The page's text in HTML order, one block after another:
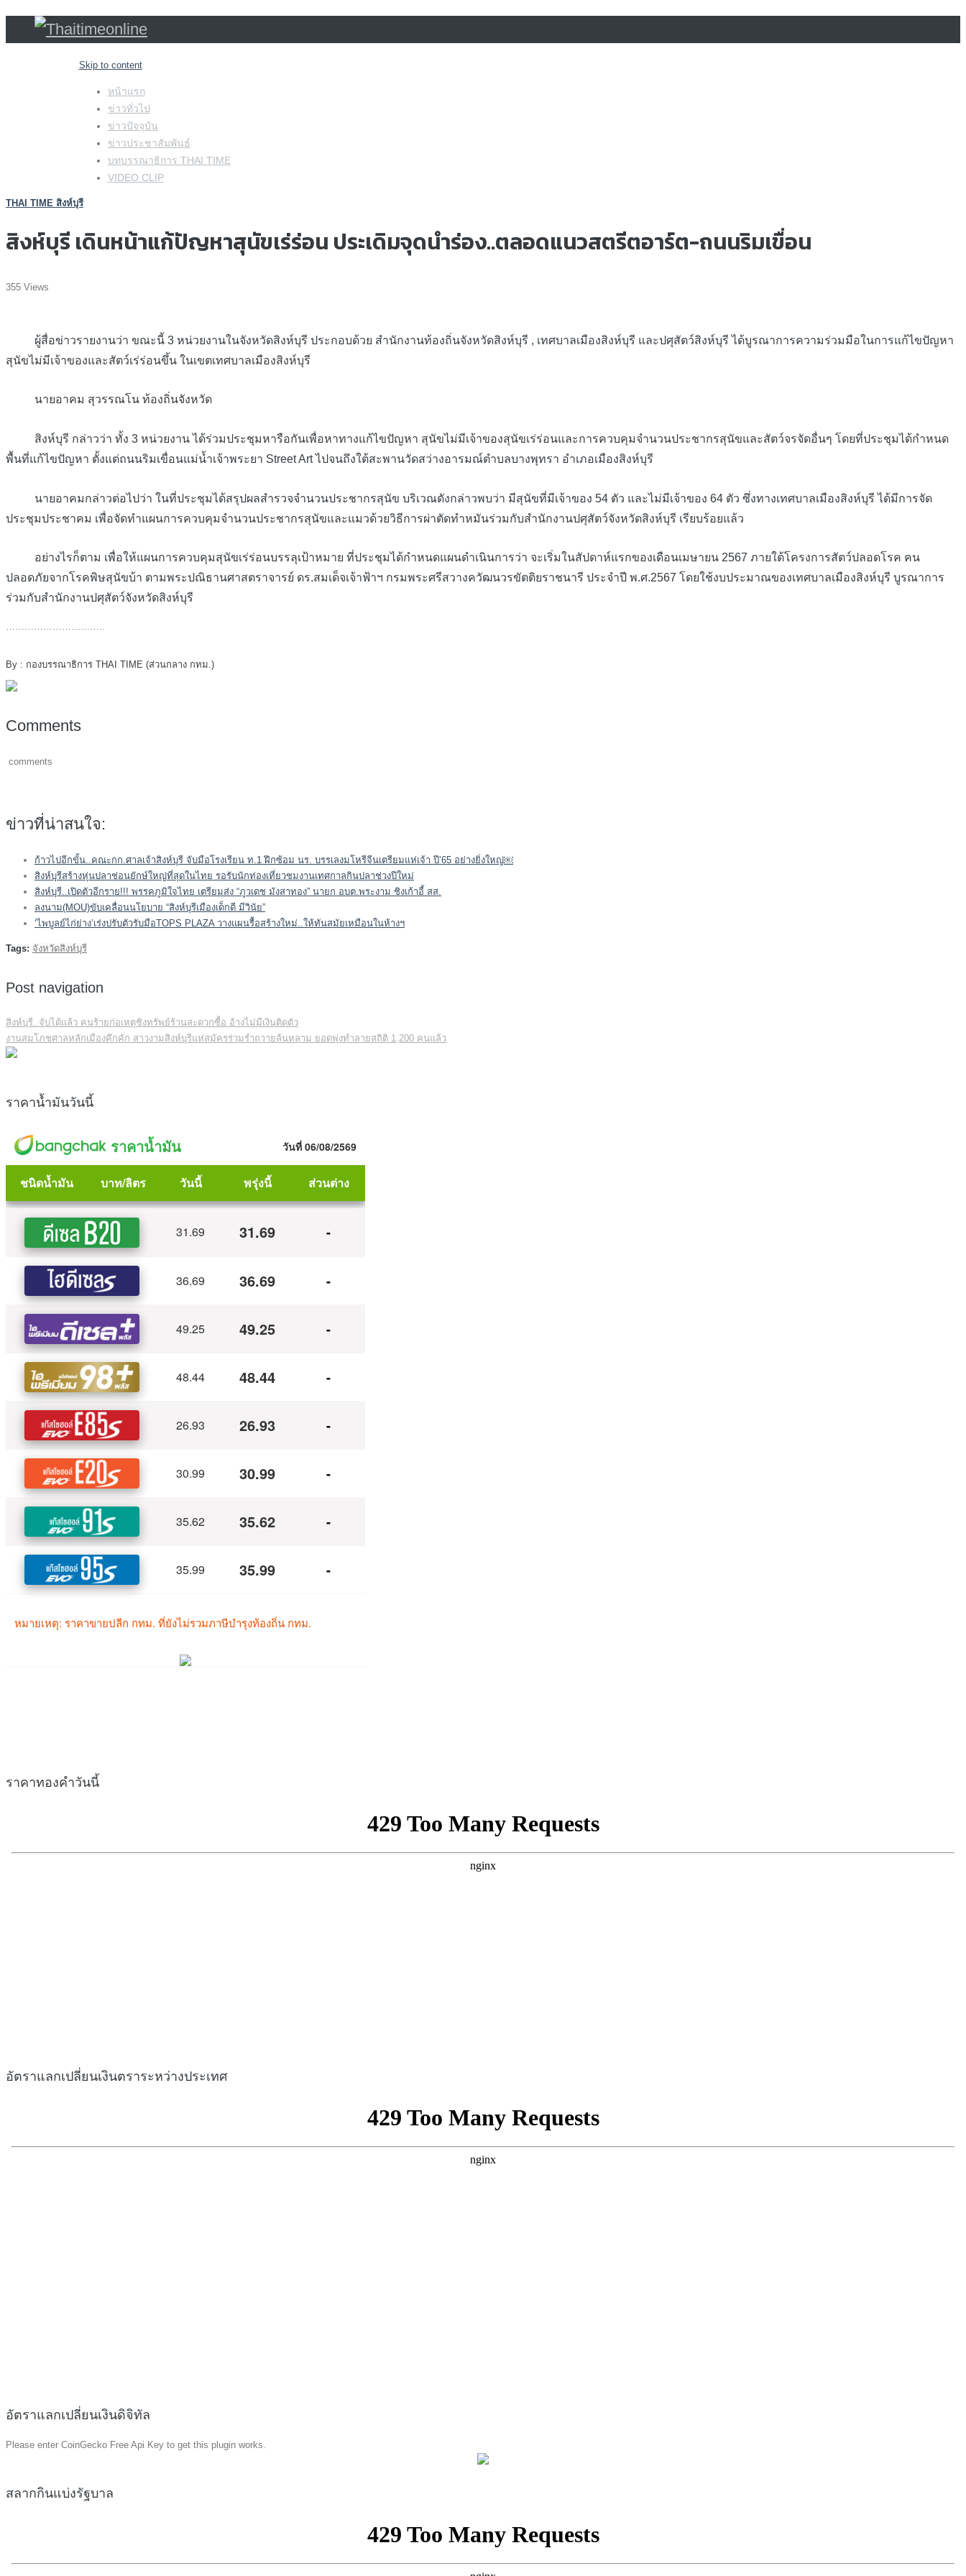
Skip to content
หน้าแรก
ข่าวทั่วไป
ข่าวปัจจุบัน
ข่าวประชาสัมพันธ์
บทบรรณาธิการ THAI TIME
VIDEO CLIP
THAI TIME สิงห์บุรี
สิงห์บุรี เดินหน้าแก้ปัญหาสุนัขเร่ร่อน ประเดิมจุดนำร่อง..ตลอดแนวสตรีตอาร์ต-ถนนริมเขื่อน
355 Views
ผู้สื่อข่าวรายงานว่า ขณะนี้ 3 หน่วยงานในจังหวัดสิงห์บุรี ประกอบด้วย สำนักงานท้องถิ่นจังหวัดสิงห์บุรี , เทศบาลเมืองสิงห์บุรี และปศุสัตว์สิงห์บุรี ได้บูรณาการความร่วมมือในการแก้ไขปัญหา
สุนัขไม่มีเจ้าของและสัตว์เร่ร่อนขึ้น ในเขตเทศบาลเมืองสิงห์บุรี
นายอาคม สุวรรณโน ท้องถิ่นจังหวัด
สิงห์บุรี กล่าวว่า ทั้ง 3 หน่วยงาน ได้ร่วมประชุมหารือกันเพื่อหาทางแก้ไขปัญหา สุนัขไม่มีเจ้าของสุนัขเร่ร่อนและการควบคุมจำนวนประชากรสุนัขและสัตว์จรจัดอื่นๆ โดยที่ประชุมได้กำหนด
พื้นที่แก้ไขปัญหา ตั้งแต่ถนนริมเขื่อนแม่น้ำเจ้าพระยา Street Art ไปจนถึงใต้สะพานวัดสว่างอารมณ์ตำบลบางพุทรา อำเภอเมืองสิงห์บุรี
นายอาคมกล่าวต่อไปว่า ในที่ประชุมได้สรุปผลสำรวจจำนวนประชากรสุนัข บริเวณดังกล่าวพบว่า มีสุนัขที่มีเจ้าของ 54 ตัว และไม่มีเจ้าของ 64 ตัว ซึ่งทางเทศบาลเมืองสิงห์บุรี ได้มีการจัด
ประชุมประชาคม เพื่อจัดทำแผนการควบคุมจำนวนประชากรสุนัขและแมวด้วยวิธีการผ่าตัดทำหมันร่วมกับสำนักงานปศุสัตว์จังหวัดสิงห์บุรี เรียบร้อยแล้ว
อย่างไรก็ตาม เพื่อให้แผนการควบคุมสุนัขเร่ร่อนบรรลุเป้าหมาย ที่ประชุมได้กำหนดแผนดำเนินการว่า จะเริ่มในสัปดาห์แรกของเดือนเมษายน 2567 ภายใต้โครงการสัตว์ปลอดโรค คน
ปลอดภัยจากโรคพิษสุนัขบ้า ตามพระปณิธานศาสตราจารย์ ดร.สมเด็จเจ้าฟ้าฯ กรมพระศรีสวางควัฒนวรขัตติยราชนารี ประจำปี พ.ศ.2567 โดยใช้งบประมาณของเทศบาลเมืองสิงห์บุรี บูรณาการ
ร่วมกับสำนักงานปศุสัตว์จังหวัดสิงห์บุรี
…………………………..
By : กองบรรณาธิการ THAI TIME (ส่วนกลาง กทม.)
Comments
comments
ข่าวที่น่าสนใจ:
ก้าวไปอีกขั้น..คณะกก.ศาลเจ้าสิงห์บุรี จับมือโรงเรียน ท.1 ฝึกซ้อม นร. บรรเลงมโหรีจีนเตรียมแห่เจ้า ปี’65 อย่างยิ่งใหญ่￼
สิงห์บุรีสร้างหุ่นปลาช่อนยักษ์ใหญ่ที่สุดในไทย รอรับนักท่องเที่ยวชมงานเทศกาลกินปลาช่วงปีใหม่
สิงห์บุรี..เปิดตัวอีกราย!!! พรรคภูมิใจไทย เตรียมส่ง “ภูวเดช มังสาทอง” นายก อบต.พระงาม ชิงเก้าอี้ สส.
ลงนาม(MOU)ขับเคลื่อนนโยบาย “สิงห์บุรีเมืองเด็กดี มีวินัย”
‘ไพบูลย์ไก่ย่าง’เร่งปรับตัวรับมือTOPS PLAZA วางแผนรื้อสร้างใหม่..ให้ทันสมัยเหมือนในห้างฯ
Tags: จังหวัดสิงห์บุรี
Post navigation
สิงห์บุรี..จับได้แล้ว คนร้ายก่อเหตุชิงทรัพย์ร้านสะดวกซื้อ อ้างไม่มีเงินติดตัว
งานสมโภชศาลหลักเมืองคึกคัก สาวงามสิงห์บุรีแห่สมัครร่วมรำถวายล้นหลาม ยอดพุ่งทำลายสถิติ 1,200 คนแล้ว
ราคาน้ำมันวันนี้
ราคาทองคำวันนี้
อัตราแลกเปลี่ยนเงินตราระหว่างประเทศ
อัตราแลกเปลี่ยนเงินดิจิทัล
Please enter CoinGecko Free Api Key to get this plugin works.
สลากกินแบ่งรัฐบาล